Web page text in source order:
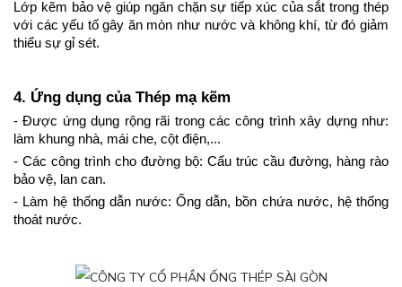
Lớp kẽm bảo vệ giúp ngăn chặn sự tiếp xúc của sắt trong thép
với các yếu tố gây ăn mòn như nước và không khí, từ đó giảm
thiểu sự gỉ sét.
4. Ứng dụng của Thép mạ kẽm
- Được ứng dụng rộng rãi trong các công trình xây dựng như:
làm khung nhà, mái che, cột điện,...
- Các công trình cho đường bộ: Cấu trúc cầu đường, hàng rào
bảo vệ, lan can.
- Làm hệ thống dẫn nước: Ống dẫn, bồn chứa nước, hệ thống
thoát nước.